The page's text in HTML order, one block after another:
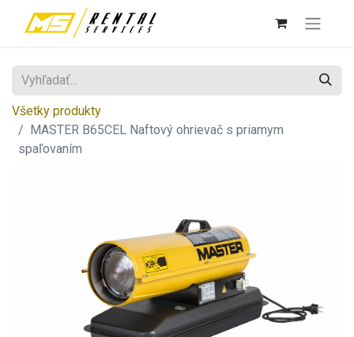
Všetky produkty
MASTER B65CEL Naftový ohrievač s priamym
spaľovaním